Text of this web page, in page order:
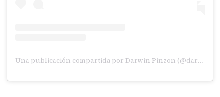
Una publicación compartida por Darwin Pinzon (@darwinpinzon10)